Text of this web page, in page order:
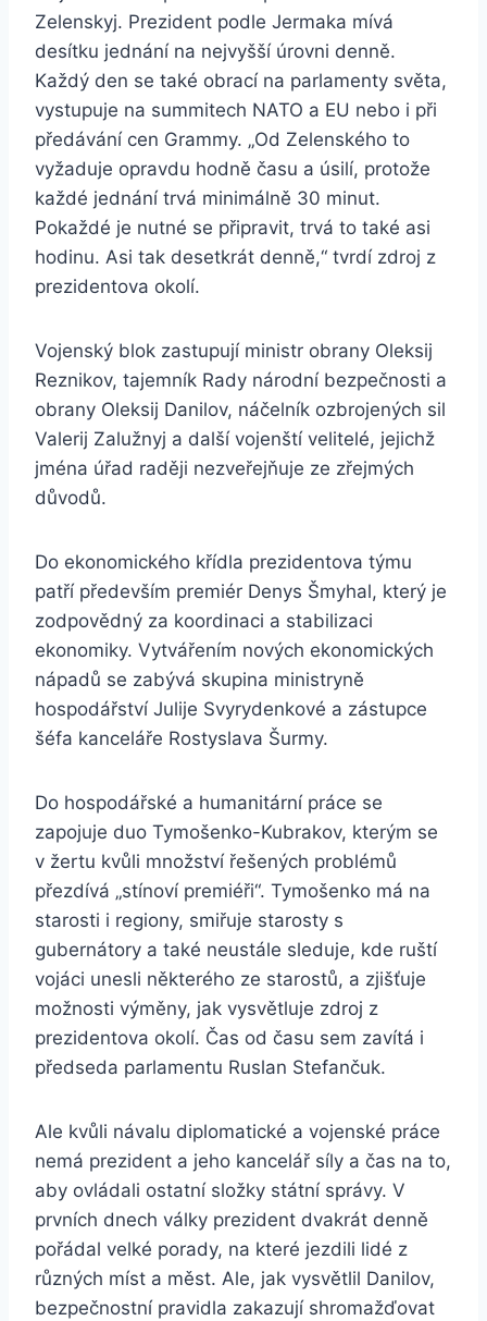
Zelenskyj. Prezident podle Jermaka mívá
desítku jednání na nejvyšší úrovni denně.
Každý den se také obrací na parlamenty světa,
vystupuje na summitech NATO a EU nebo i při
předávání cen Grammy. „Od Zelenského to
vyžaduje opravdu hodně času a úsilí, protože
každé jednání trvá minimálně 30 minut.
Pokaždé je nutné se připravit, trvá to také asi
hodinu. Asi tak desetkrát denně,“ tvrdí zdroj z
prezidentova okolí.
Vojenský blok zastupují ministr obrany Oleksij
Reznikov, tajemník Rady národní bezpečnosti a
obrany Oleksij Danilov, náčelník ozbrojených sil
Valerij Zalužnyj a další vojenští velitelé, jejichž
jména úřad raději nezveřejňuje ze zřejmých
důvodů.
Do ekonomického křídla prezidentova týmu
patří především premiér Denys Šmyhal, který je
zodpovědný za koordinaci a stabilizaci
ekonomiky. Vytvářením nových ekonomických
nápadů se zabývá skupina ministryně
hospodářství Julije Svyrydenkové a zástupce
šéfa kanceláře Rostyslava Šurmy.
Do hospodářské a humanitární práce se
zapojuje duo Tymošenko-Kubrakov, kterým se
v žertu kvůli množství řešených problémů
přezdívá „stínoví premiéři“. Tymošenko má na
starosti i regiony, smiřuje starosty s
gubernátory a také neustále sleduje, kde ruští
vojáci unesli některého ze starostů, a zjišťuje
možnosti výměny, jak vysvětluje zdroj z
prezidentova okolí. Čas od času sem zavítá i
předseda parlamentu Ruslan Stefančuk.
Ale kvůli návalu diplomatické a vojenské práce
nemá prezident a jeho kancelář síly a čas na to,
aby ovládali ostatní složky státní správy. V
prvních dnech války prezident dvakrát denně
pořádal velké porady, na které jezdili lidé z
různých míst a měst. Ale, jak vysvětlil Danilov,
bezpečnostní pravidla zakazují shromažďovat